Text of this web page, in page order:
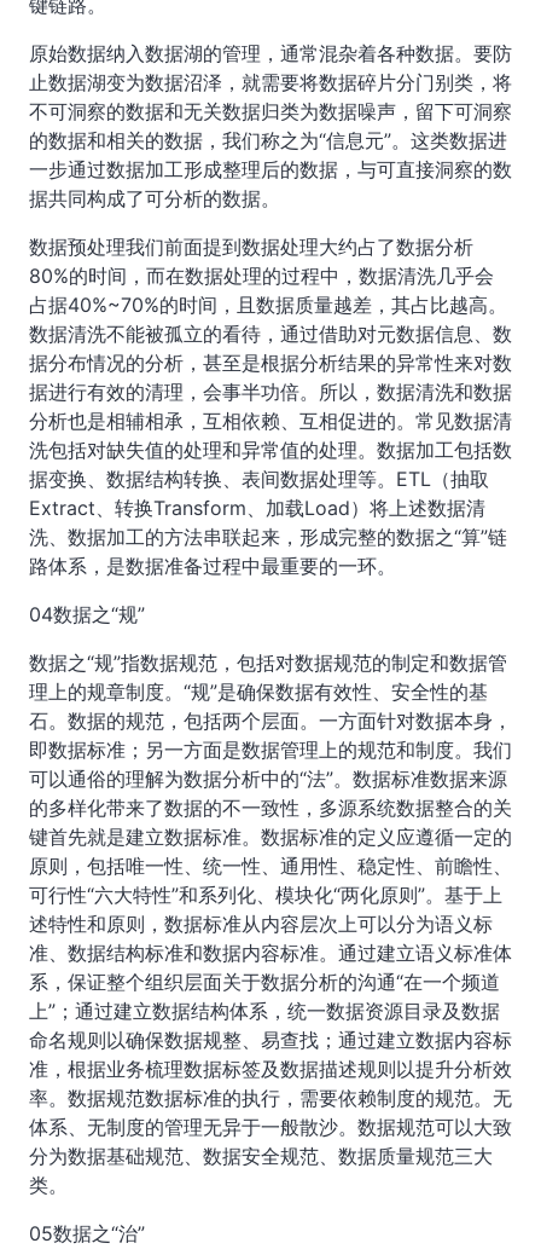
键链路。
原始数据纳入数据湖的管理，通常混杂着各种数据。要防
止数据湖变为数据沼泽，就需要将数据碎片分门别类，将
不可洞察的数据和无关数据归类为数据噪声，留下可洞察
的数据和相关的数据，我们称之为“信息元”。这类数据进
一步通过数据加工形成整理后的数据，与可直接洞察的数
据共同构成了可分析的数据。
数据预处理我们前面提到数据处理大约占了数据分析
80%的时间，而在数据处理的过程中，数据清洗几乎会
占据40%~70%的时间，且数据质量越差，其占比越高。
数据清洗不能被孤立的看待，通过借助对元数据信息、数
据分布情况的分析，甚至是根据分析结果的异常性来对数
据进行有效的清理，会事半功倍。所以，数据清洗和数据
分析也是相辅相承，互相依赖、互相促进的。常见数据清
洗包括对缺失值的处理和异常值的处理。数据加工包括数
据变换、数据结构转换、表间数据处理等。ETL（抽取
Extract、转换Transform、加载Load）将上述数据清
洗、数据加工的方法串联起来，形成完整的数据之“算”链
路体系，是数据准备过程中最重要的一环。
04数据之“规”
数据之“规”指数据规范，包括对数据规范的制定和数据管
理上的规章制度。“规”是确保数据有效性、安全性的基
石。数据的规范，包括两个层面。一方面针对数据本身，
即数据标准；另一方面是数据管理上的规范和制度。我们
可以通俗的理解为数据分析中的“法”。数据标准数据来源
的多样化带来了数据的不一致性，多源系统数据整合的关
键首先就是建立数据标准。数据标准的定义应遵循一定的
原则，包括唯一性、统一性、通用性、稳定性、前瞻性、
可行性“六大特性”和系列化、模块化“两化原则”。基于上
述特性和原则，数据标准从内容层次上可以分为语义标
准、数据结构标准和数据内容标准。通过建立语义标准体
系，保证整个组织层面关于数据分析的沟通“在一个频道
上”；通过建立数据结构体系，统一数据资源目录及数据
命名规则以确保数据规整、易查找；通过建立数据内容标
准，根据业务梳理数据标签及数据描述规则以提升分析效
率。数据规范数据标准的执行，需要依赖制度的规范。无
体系、无制度的管理无异于一般散沙。数据规范可以大致
分为数据基础规范、数据安全规范、数据质量规范三大
类。
05数据之“治”